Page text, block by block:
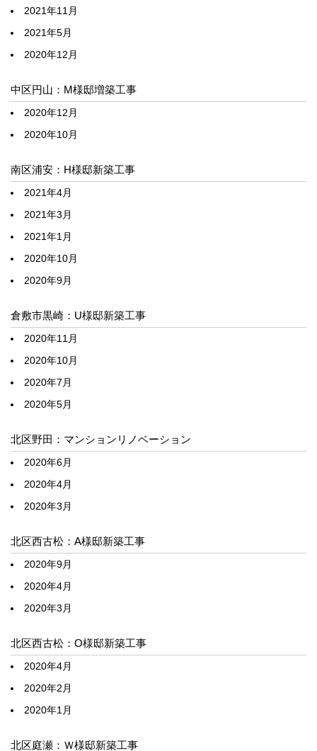
2021年11月
2021年5月
2020年12月
中区円山：M様邸増築工事
2020年12月
2020年10月
南区浦安：H様邸新築工事
2021年4月
2021年3月
2021年1月
2020年10月
2020年9月
倉敷市黒崎：U様邸新築工事
2020年11月
2020年10月
2020年7月
2020年5月
北区野田：マンションリノベーション
2020年6月
2020年4月
2020年3月
北区西古松：A様邸新築工事
2020年9月
2020年4月
2020年3月
北区西古松：O様邸新築工事
2020年4月
2020年2月
2020年1月
北区庭瀬：Ｗ様邸新築工事